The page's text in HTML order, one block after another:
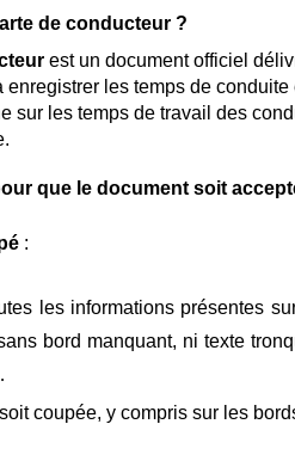
de conducteur ?
est un document officiel
enregistrer les temps de
sur les temps de travail des
que le document soit
:
les informations présentes
bord manquant, ni texte
coupée, y compris sur les